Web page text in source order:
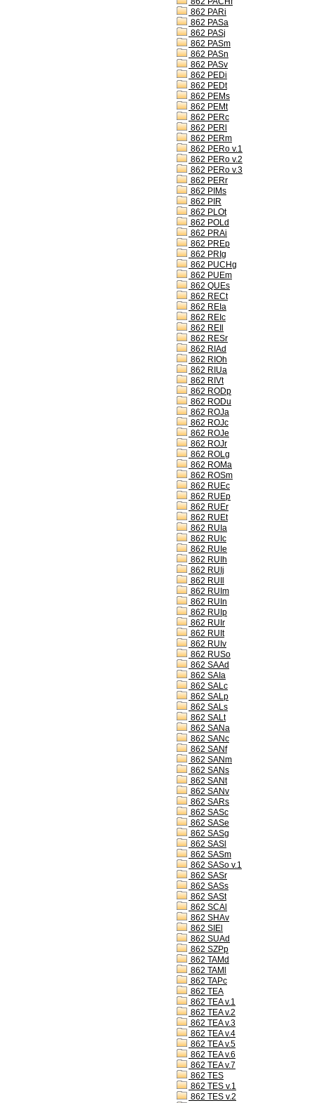
862 PARi
862 PASa
862 PASj
862 PASm
862 PASn
862 PASv
862 PEDi
862 PEDt
862 PEMs
862 PEMt
862 PERc
862 PERl
862 PERm
862 PERo v.1
862 PERo v.2
862 PERo v.3
862 PERr
862 PIMs
862 PIR
862 PLOt
862 POLd
862 PRAi
862 PREp
862 PRIg
862 PUCHg
862 PUEm
862 QUEs
862 RECt
862 REIa
862 REIc
862 REIl
862 RESr
862 RIAd
862 RIOh
862 RIUa
862 RIVt
862 RODp
862 RODu
862 ROJa
862 ROJc
862 ROJe
862 ROJr
862 ROLg
862 ROMa
862 ROSm
862 RUEc
862 RUEp
862 RUEr
862 RUEt
862 RUIa
862 RUIc
862 RUIe
862 RUIh
862 RUIj
862 RUIl
862 RUIm
862 RUIn
862 RUIp
862 RUIr
862 RUIt
862 RUIv
862 RUSo
862 SAAd
862 SAIa
862 SALc
862 SALp
862 SALs
862 SALt
862 SANa
862 SANc
862 SANf
862 SANm
862 SANs
862 SANt
862 SANv
862 SARs
862 SASc
862 SASe
862 SASg
862 SASl
862 SASm
862 SASo v.1
862 SASr
862 SASs
862 SASt
862 SCAl
862 SHAv
862 SIEl
862 SUAd
862 SZPp
862 TAMd
862 TAMl
862 TAPc
862 TEA
862 TEA v.1
862 TEA v.2
862 TEA v.3
862 TEA v.4
862 TEA v.5
862 TEA v.6
862 TEA v.7
862 TES
862 TES v.1
862 TES v.2